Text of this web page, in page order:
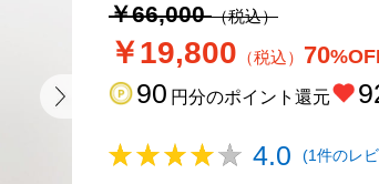
￥66,000（税込）
￥19,800 （税込） 70
90 円分のポイント還元
4.0 (1件のレ